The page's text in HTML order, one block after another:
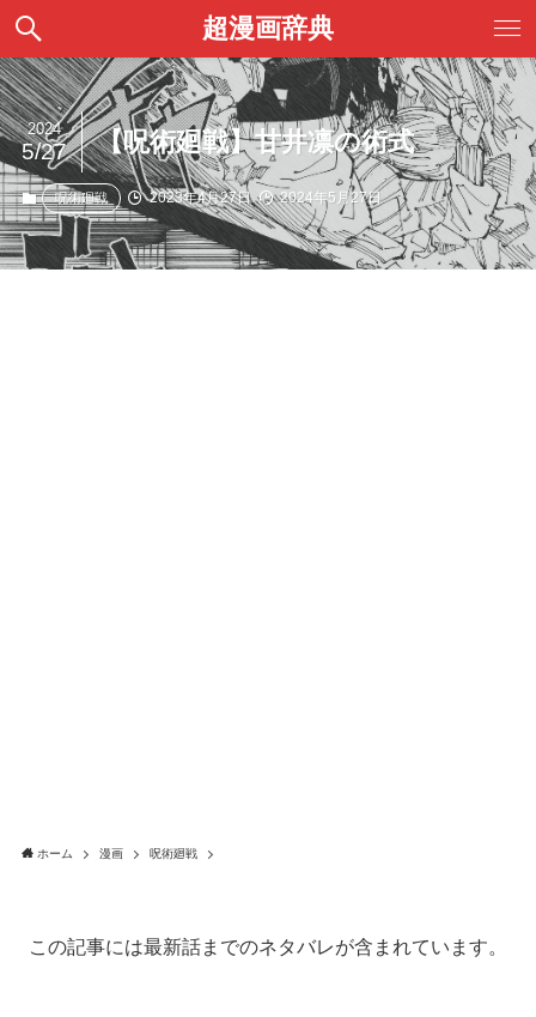
超漫画辞典
【呪術廻戦】甘井凛の術式
2024
5/27
呪術廻戦 2023年4月27日 2024年5月27日
ホーム 漫画 呪術廻戦
この記事には最新話までのネタバレが含まれています。